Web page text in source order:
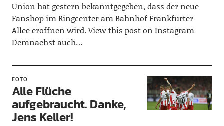
Union hat gestern bekanntgegeben, dass der neue
Fanshop im Ringcenter am Bahnhof Frankfurter
Allee eröffnen wird. View this post on Instagram
Demnächst auch…
FOTO
Alle Flüche
aufgebraucht. Danke,
Jens Keller!